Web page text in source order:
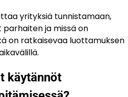
yrityksiä tunnistamaan,
ja missä on
on ratkaisevaa luottamuksen
käytännöt